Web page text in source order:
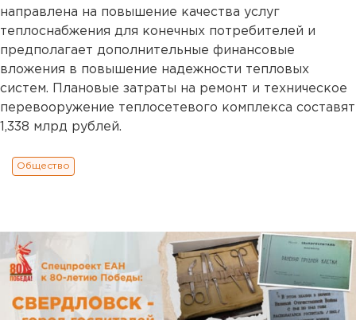
направлена на повышение качества услуг
теплоснабжения для конечных потребителей и
предполагает дополнительные финансовые
вложения в повышение надежности тепловых
систем. Плановые затраты на ремонт и техническое
перевооружение теплосетевого комплекса составят
1,338 млрд рублей.
Общество